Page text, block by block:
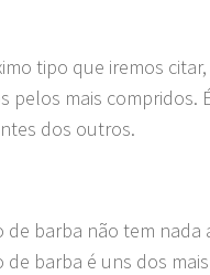
tipo que iremos
pelos mais
dos outros.
barba não tem
barba é uns dos